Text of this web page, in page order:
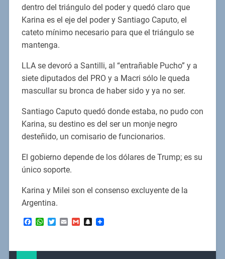
dentro del triángulo del poder y quedó claro que
Karina es el eje del poder y Santiago Caputo, el
cateto mínimo necesario para que el triángulo se
mantenga.
LLA se devoró a Santilli, al “entrañable Pucho” y a
siete diputados del PRO y a Macri sólo le queda
mascullar su bronca de haber sido y ya no ser.
Santiago Caputo quedó donde estaba, no pudo con
Karina, su destino es del ser un monje negro
desteñido, un comisario de funcionarios.
El gobierno depende de los dólares de Trump; es su
único soporte.
Karina y Milei son el consenso excluyente de la
Argentina.
Facebook
WhatsApp
Twitter
EmailGmailSnapchat